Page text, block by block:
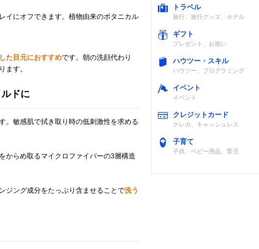
イにオフできます。植物由来のボタニカル
た目元におすすめです。朝の洗顔代わり
ます。
ドに
。敏感肌で拭き取り時の低刺激性を求める
からめ取るマイクロファイバーの3層構造
ジング成分をたっぷり含ませることで洗う
トラベル
旅行、旅行グッズ、ホテル
ギフト
プレゼント、お祝い
ハウツー・スキル
ハウツー、プログラミング
イベント
イベント
クレジットカード
クレカ、キャッシュレス
子育て
子供、ベビー用品、育児